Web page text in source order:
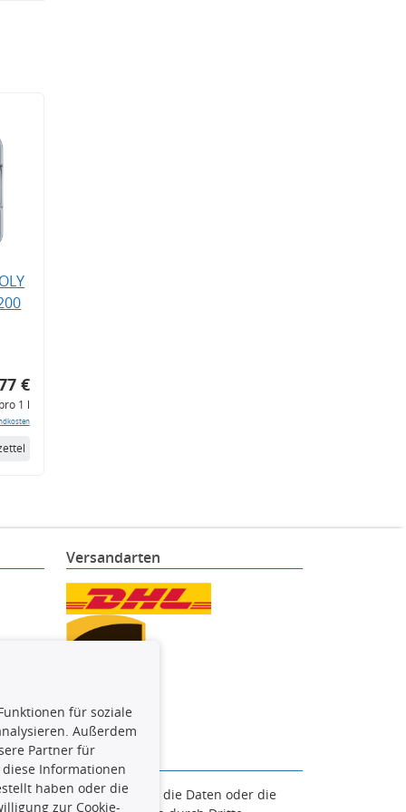
€
1 l
Versandarten
Es ist zu unterlassen, die Daten oder die
für soziale
Außerdem
Partner für
Informationen
haben oder die
zur Cookie-